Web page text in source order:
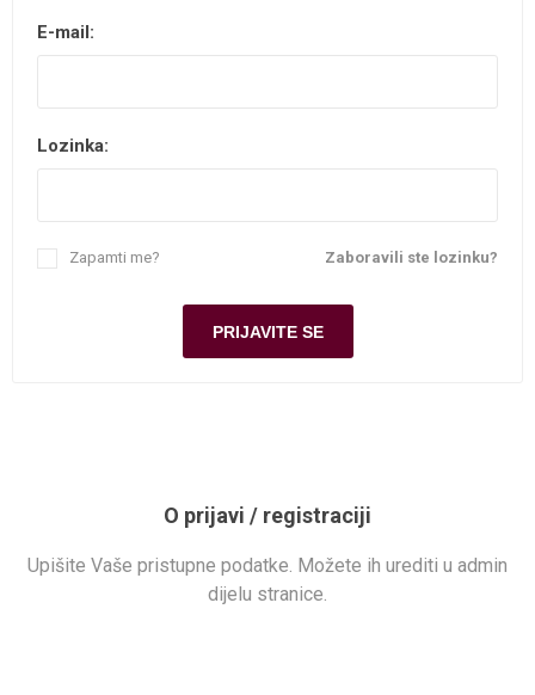
E-mail:
Lozinka:
Zaboravili ste lozinku?
Zapamti me?
O prijavi / registraciji
Upišite Vaše pristupne podatke. Možete ih urediti u admin
dijelu stranice.